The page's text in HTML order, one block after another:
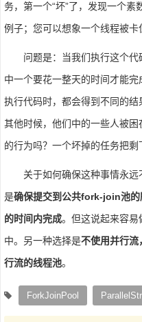
务，第一个“坏”了，发现一个
例子；您可以想象一个线程被卡
问题是：当我们执行这个
中一个要花一整天的时间才能
执行代码时，都会得到不同的结
其他时候，他们中的一些人被
的行为吗？一个坏掉的任务把剩
关于如何确保这种事情永
是确保提交到公共fork-join池的
的时间内完成。但这说起来容易
中。另一种选择是不使用并行
行流的线程池。
ForkJoinPool